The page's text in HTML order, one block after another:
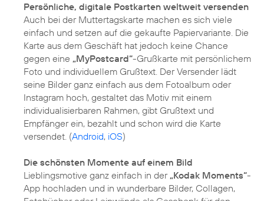
Persönliche, digitale Postkarten weltweit versenden
Auch bei der Muttertagskarte machen es sich viele
einfach und setzen auf die gekaufte Papiervariante. Die
Karte aus dem Geschäft hat jedoch keine Chance
gegen eine „MyPostcard“-Grußkarte mit persönlichem
Foto und individuellem Grußtext. Der Versender lädt
seine Bilder ganz einfach aus dem Fotoalbum oder
Instagram hoch, gestaltet das Motiv mit einem
individualisierbaren Rahmen, gibt Grußtext und
Empfänger ein, bezahlt und schon wird die Karte
versendet. (Android, iOS)
Die schönsten Momente auf einem Bild
Lieblingsmotive ganz einfach in der„Kodak Moments“-
App hochladen und in wunderbare Bilder, Collagen,